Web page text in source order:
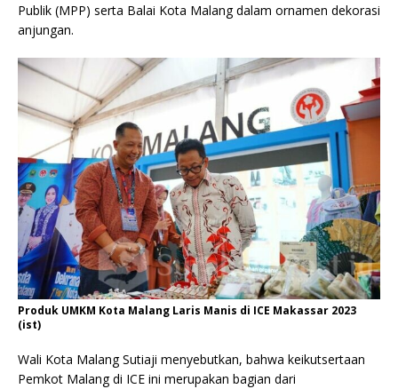
Publik (MPP) serta Balai Kota Malang dalam ornamen dekorasi
anjungan.
Produk UMKM Kota Malang Laris Manis di ICE Makassar 2023
(ist)
Wali Kota Malang Sutiaji menyebutkan, bahwa keikutsertaan
Pemkot Malang di ICE ini merupakan bagian dari